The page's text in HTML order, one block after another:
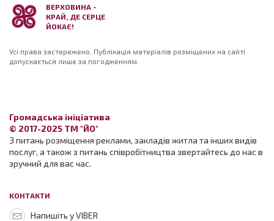
ВЕРХОВИНА -
КРАЙ, ДЕ СЕРЦЕ
ЙОКАЄ!
Усі права застережено. Публікація матеріалів розміщених на сайті
допускається лише за погодженням.
Громадська ініціатива
© 2017-2025 ТМ "ЙО"
З питань розміщення реклами, закладів житла та інших видів
послуг, а також з питань співробітництва звертайтесь до нас в
зручний для вас час.
КОНТАКТИ
Напишіть у VIBER